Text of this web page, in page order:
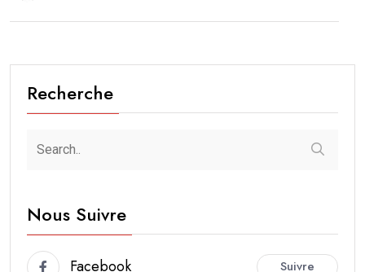
Recherche
Nous Suivre
Facebook Suivre